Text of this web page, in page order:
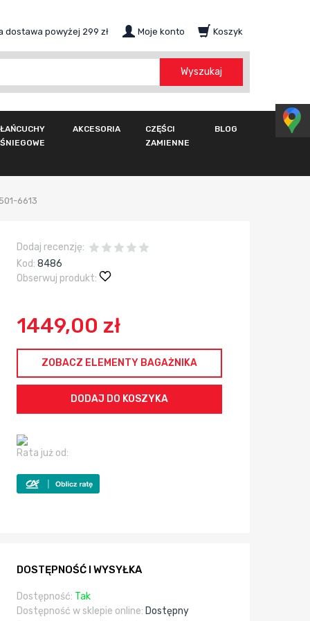
dostawa powyżej 299 zł Moje konto Koszyk
Wyszukaj
ŁAŃCUCHY
ŚNIEGOWE
AKCESORIA
CZĘŚCI
ZAMIENNE
BLOG
6613
Dodaj recenzję:
Kod: 8486
Obserwuj produkt:
1449,00 zł
ZOBACZ ELEMENTY BAGAŻNIKA
Rata już od:
DOSTĘPNOŚĆ I WYSYŁKA
Dostępność: Tak
Dostępność w sklepie online: Dostępny